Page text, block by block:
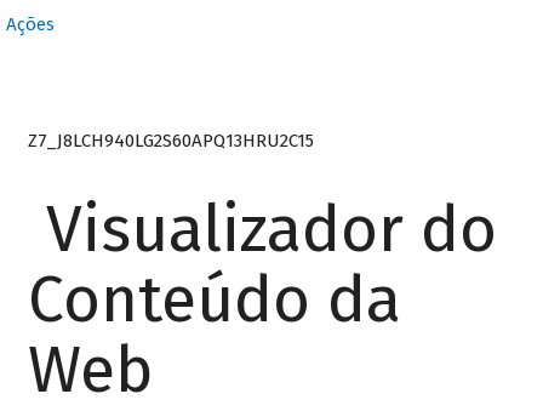
Ações
Z7_J8LCH940LG2S60APQ13HRU2C15
Visualizador do
Conteúdo da
Web